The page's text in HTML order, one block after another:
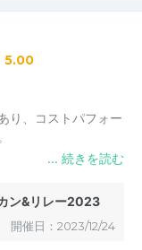
5.00
り、コストパフォー
ン&リレー2023
開催日：2023/12/24